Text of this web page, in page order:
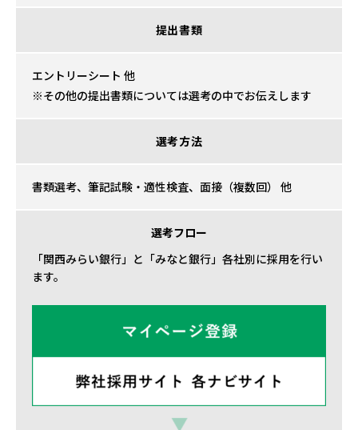
提出書類
エントリーシート 他
その他の提出書類については選考の中でお伝えします
選考方法
書類選考、筆記試験・適性検査、面接（複数回） 他
選考フロー
「関西みらい銀行」と「みなと銀行」各社別に採用を行い
ます。